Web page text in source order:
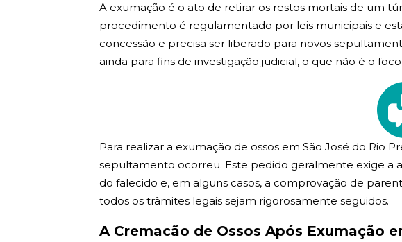
A exumação é o ato de retirar os restos mortais de um
procedimento é regulamentado por leis municipais e
concessão e precisa ser liberado para novos
ainda para fins de investigação judicial, o que não é o
Para realizar a exumação de ossos em São José do Rio
sepultamento ocorreu. Este pedido geralmente exige a
do falecido e, em alguns casos, a comprovação de
todos os trâmites legais sejam rigorosamente seguidos.
A Cremacão de Ossos Após Exumação